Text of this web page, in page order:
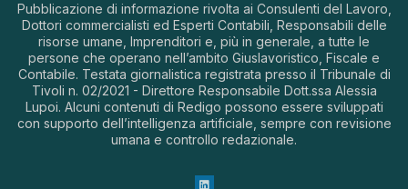
Pubblicazione di informazione rivolta ai Consulenti del Lavoro,
Dottori commercialisti ed Esperti Contabili, Responsabili delle
risorse umane, Imprenditori e, più in generale, a tutte le
persone che operano nell’ambito Giuslavoristico, Fiscale e
Contabile. Testata giornalistica registrata presso il Tribunale di
Tivoli n. 02/2021 - Direttore Responsabile Dott.ssa Alessia
Lupoi. Alcuni contenuti di Redigo possono essere sviluppati
con supporto dell’intelligenza artificiale, sempre con revisione
umana e controllo redazionale.